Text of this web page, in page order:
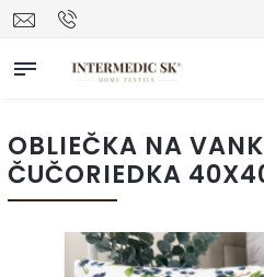
OBLIEČKA NA
ČUČORIEDKA